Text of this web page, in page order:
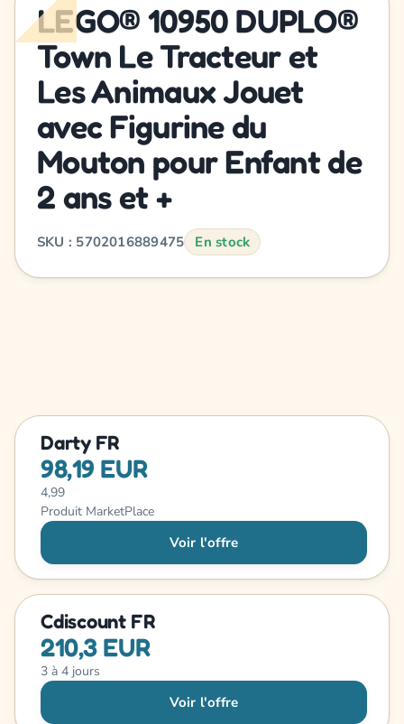
LEGO® 10950 DUPLO®
Town Le Tracteur et
Les Animaux Jouet
avec Figurine du
Mouton pour Enfant de
2 ans et +
SKU : 5702016889475 En stock
Darty FR
98,19 EUR
4,99
Produit MarketPlace
Voir l'offre
Cdiscount FR
210,3 EUR
3 à 4 jours
Voir l'offre